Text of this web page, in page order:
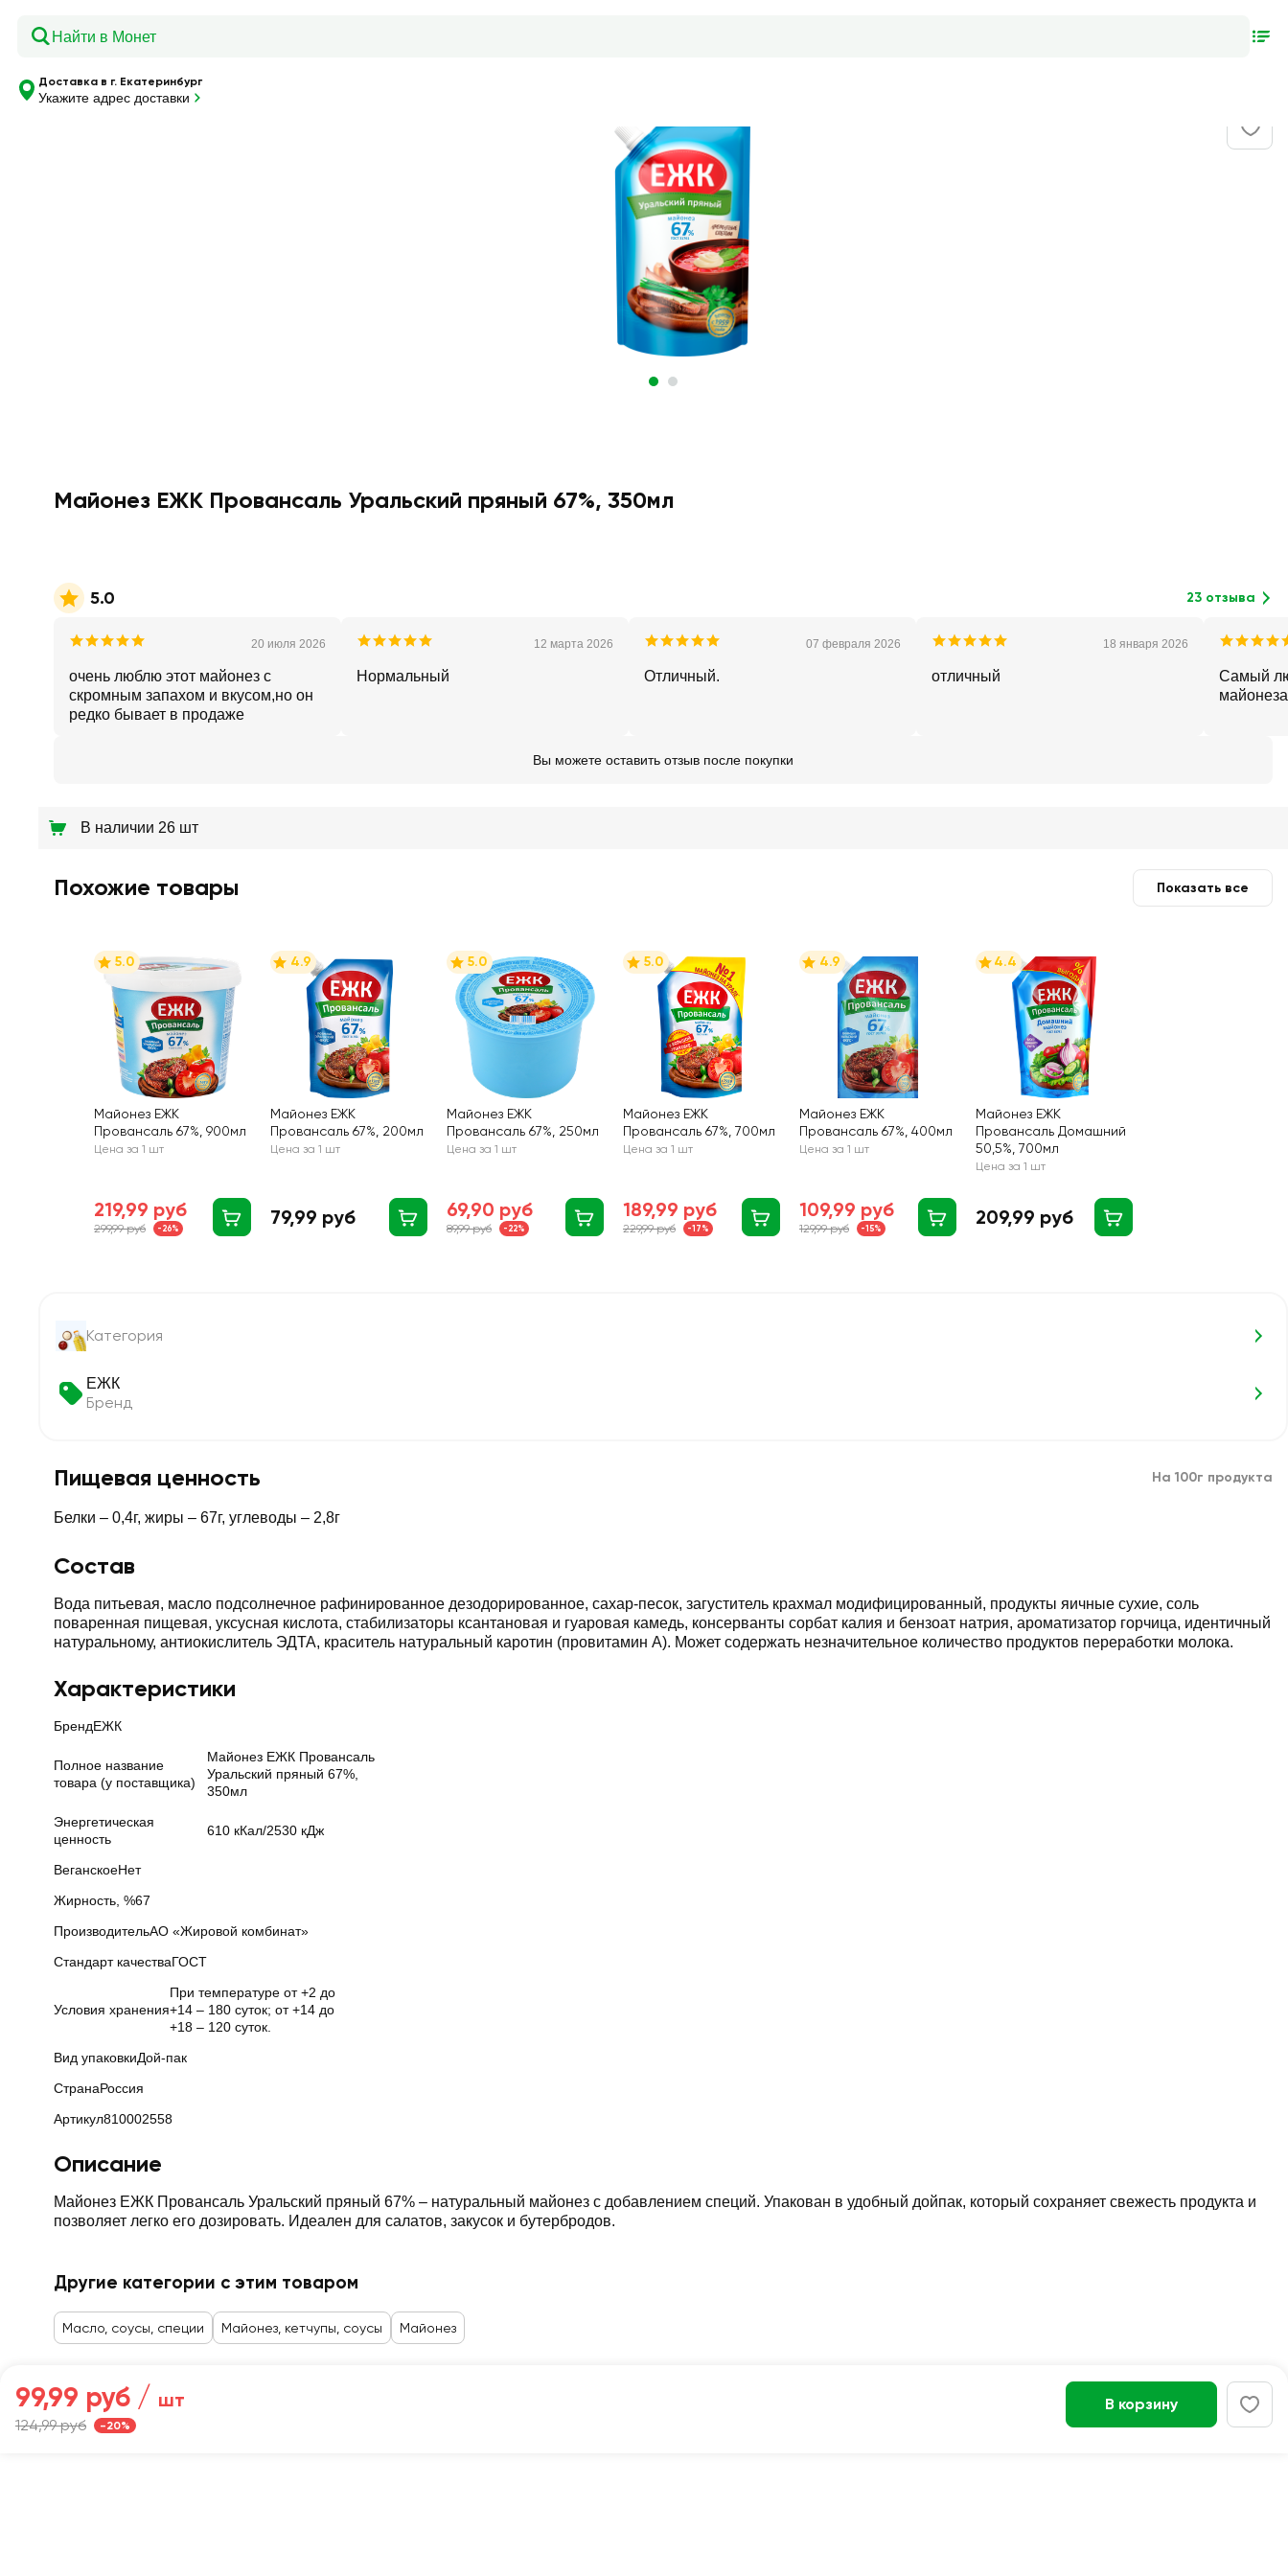
Доставка в г. Екатеринбург
Укажите адрес доставки
Главная — Каталог — Майонез ЕЖК Провансаль Уральский пряный 67%, 350мл
Майонез ЕЖК Провансаль Уральский пряный 67%, 350мл
5.0 23 отзыва
20 июля 2026
очень люблю этот майонез с
скромным запахом и вкусом,но он
редко бывает в продаже
12 марта 2026
Нормальный
07 февраля 2026
Отличный.
18 января 2026
отличный
Самый
майонеза
Вы можете оставить отзыв после покупки
В наличии 26 шт
Категория
ЕЖК
Бренд
Пищевая ценность На 100г продукта
Белки – 0,4г, жиры – 67г, углеводы – 2,8г
Состав
Вода питьевая, масло подсолнечное рафинированное дезодорированное, сахар-песок, загуститель крахмал модифицированный, продукты яичные сухие, соль
поваренная пищевая, уксусная кислота, стабилизаторы ксантановая и гуаровая камедь, консерванты сорбат калия и бензоат натрия, ароматизатор горчица, идентичный
натуральному, антиокислитель ЭДТА, краситель натуральный каротин (провитамин А). Может содержать незначительное количество продуктов переработки молока.
Характеристики
БрендЕЖК
Полное название
товара (у поставщика)
Майонез ЕЖК Провансаль
Уральский пряный 67%,
350мл
Энергетическая
ценность
610 кКал/2530 кДж
ВеганскоеНет
Жирность, %67
ПроизводительАО «Жировой комбинат»
Стандарт качестваГОСТ
Условия хранения
При температуре от +2 до
+14 – 180 суток; от +14 до
+18 – 120 суток.
Вид упаковкиДой-пак
СтранаРоссия
Артикул810002558
Описание
Майонез ЕЖК Провансаль Уральский пряный 67% – натуральный майонез с добавлением специй. Упакован в удобный дойпак, который сохраняет свежесть продукта и
позволяет легко его дозировать. Идеален для салатов, закусок и бутербродов.
Похожие товары Показать все
5.0
Майонез ЕЖК
Провансаль 67%, 900мл
Цена за 1 шт
219,99 руб
299,99 руб -26%
4.9
Майонез ЕЖК
Провансаль 67%, 200мл
Цена за 1 шт
79,99 руб
5.0
Майонез ЕЖК
Провансаль 67%, 250мл
Цена за 1 шт
69,90 руб
89,99 руб -22%
5.0
Майонез ЕЖК
Провансаль 67%, 700мл
Цена за 1 шт
189,99 руб
229,99 руб -17%
4.9
Майонез ЕЖК
Провансаль 67%, 400мл
Цена за 1 шт
109,99 руб
129,99 руб -15%
4.4
Майонез ЕЖК
Провансаль Домашний
50,5%, 700мл
Цена за 1 шт
209,99 руб
Другие категории с этим товаром
Масло, соусы, специи Майонез, кетчупы, соусы Майонез
99,99 руб / шт
124,99 руб -20%
В корзину
Главная Войти